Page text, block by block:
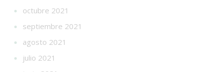
octubre 2021
septiembre 2021
agosto 2021
julio 2021